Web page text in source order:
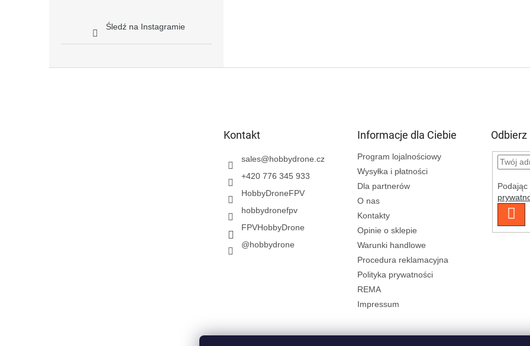
Śledź na Instagramie
Kontakt
sales@hobbydrone.cz
+420 776 345 933
HobbyDroneFPV
hobbydronefpv
FPVHobbyDrone
@hobbydrone
Informacje dla Ciebie
Program lojalnościowy
Wysyłka i płatności
Dla partnerów
O nas
Kontakty
Opinie o sklepie
Warunki handlowe
Procedura reklamacyjna
Polityka prywatności
REMA
Impressum
SIĘ